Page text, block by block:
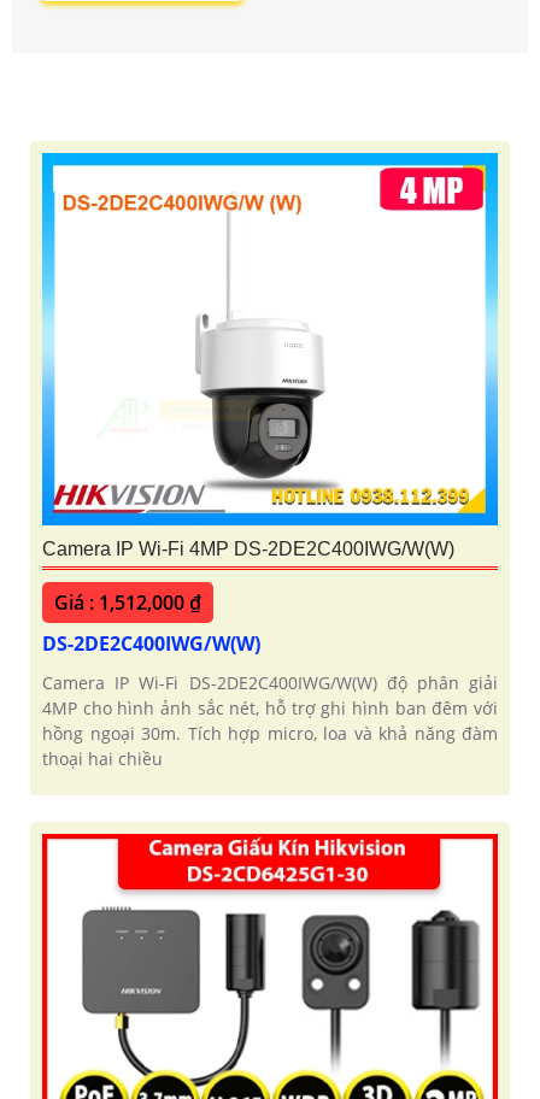
Camera IP Wi-Fi 4MP DS-2DE2C400IWG/W(W)
Giá : 1,512,000 ₫
DS-2DE2C400IWG/W(W)
Camera IP Wi-Fi DS-2DE2C400IWG/W(W) độ phân giải
4MP cho hình ảnh sắc nét, hỗ trợ ghi hình ban đêm với
hồng ngoại 30m. Tích hợp micro, loa và khả năng đàm
thoại hai chiều